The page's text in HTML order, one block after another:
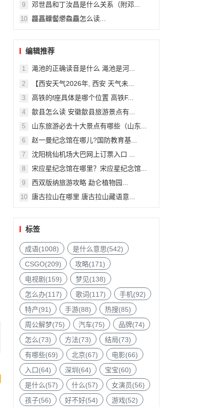
9 邓世昌和丁汝昌是什么关系（附邓...
10 龘靐齉齾爩鱻麤怎么读...
编辑推荐
1 渑池的正确读音是什么 渑池是河...
2 【西安天气2026年, 西安 天气未...
3 高铁的f座具体是哪个位置 高铁F...
4 歙县怎么读 安徽歙县旅游景点有...
5 山东旅游必去十大景点有哪些（山东...
6 赵一曼纪念馆在哪儿?国防教育基...
7 沈阳桃仙机场大巴网上订票入口 ...
8 宋应星纪念馆在哪里？宋应星纪念馆...
9 西双版纳旅游攻略 勐仑植物园...
10 唐古拉山在哪里 唐古拉山藏语意...
标签
成语(1008)
是什么意思(542)
CSGO(209)
攻略(171)
电视剧(159)
梦见(138)
怎么办(117)
歌词(117)
手机(92)
特产(91)
手游(88)
热搜(85)
周公解梦(75)
汽车(75)
品牌(74)
怎么(73)
方法(73)
结局(73)
有哪些(69)
北京(67)
电影(66)
入口(64)
深圳(64)
宝宝(60)
是什么(57)
什么(57)
女演员(56)
孩子(56)
好不好(54) 游戏(52)